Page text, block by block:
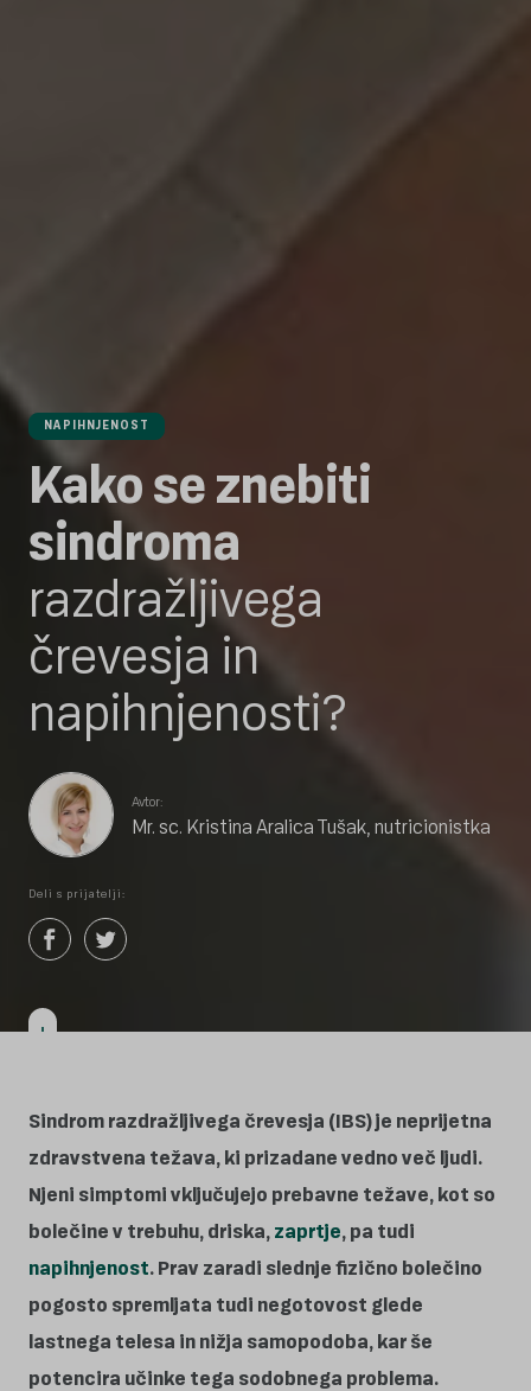
NAPIHNJENOST
Kako se znebiti
sindroma
razdražljivega
črevesja in
napihnjenosti?
Avtor:
Mr. sc. Kristina Aralica Tušak, nutricionistka
Deli s prijatelji:
Sindrom razdražljivega črevesja (IBS) je neprijetna
zdravstvena težava, ki prizadane vedno več ljudi.
Njeni simptomi vključujejo prebavne težave, kot so
bolečine v trebuhu, driska,zaprtje, pa tudi
napihnjenost. Prav zaradi slednje fizično bolečino
pogosto spremljata tudi negotovost glede
lastnega telesa in nižja samopodoba, kar še
potencira učinke tega sodobnega problema.